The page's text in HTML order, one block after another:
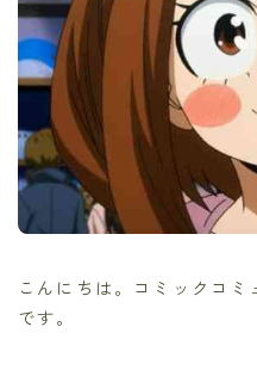
こんにちは。コミックコ
です。